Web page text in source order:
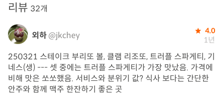
리뷰 32개
외하@jkchey 4.0
1년
250321 스테이크 부리또 볼, 클램 리조또, 트러플 스파게티, 기
네스(생) --- 셋 중에는 트러플 스파게티가 가장 맛났음. 가격에
비해 맛은 쏘쏘했음. 서비스와 분위기 값? 식사 보다는 간단한
안주와 함께 맥주 한잔하기 좋은 곳